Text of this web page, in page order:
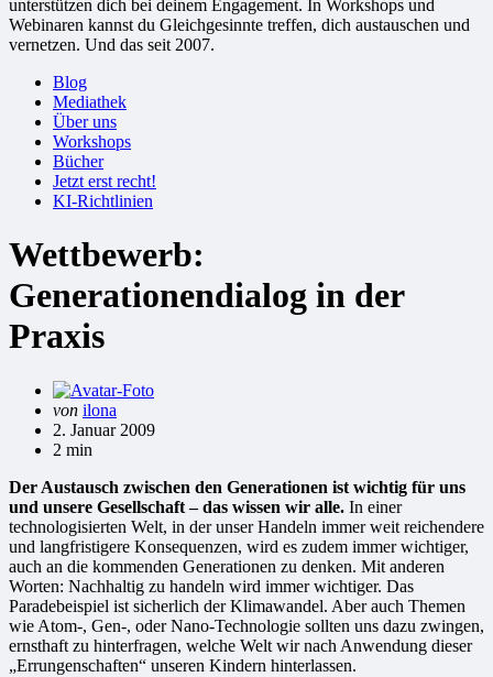
unterstützen dich bei deinem Engagement. In Workshops und
Webinaren kannst du Gleichgesinnte treffen, dich austauschen und
vernetzen. Und das seit 2007.
Blog
Mediathek
Über uns
Workshops
Bücher
Jetzt erst recht!
KI-Richtlinien
Wettbewerb:
Generationendialog in der
Praxis
Gepostet
von
von ilona
2. Januar 2009
2 min
Der Austausch zwischen den Generationen ist wichtig für uns
und unsere Gesellschaft – das wissen wir alle. In einer
technologisierten Welt, in der unser Handeln immer weit reichendere
und langfristigere Konsequenzen, wird es zudem immer wichtiger,
auch an die kommenden Generationen zu denken. Mit anderen
Worten: Nachhaltig zu handeln wird immer wichtiger. Das
Paradebeispiel ist sicherlich der Klimawandel. Aber auch Themen
wie Atom-, Gen-, oder Nano-Technologie sollten uns dazu zwingen,
ernsthaft zu hinterfragen, welche Welt wir nach Anwendung dieser
„Errungenschaften“ unseren Kindern hinterlassen.